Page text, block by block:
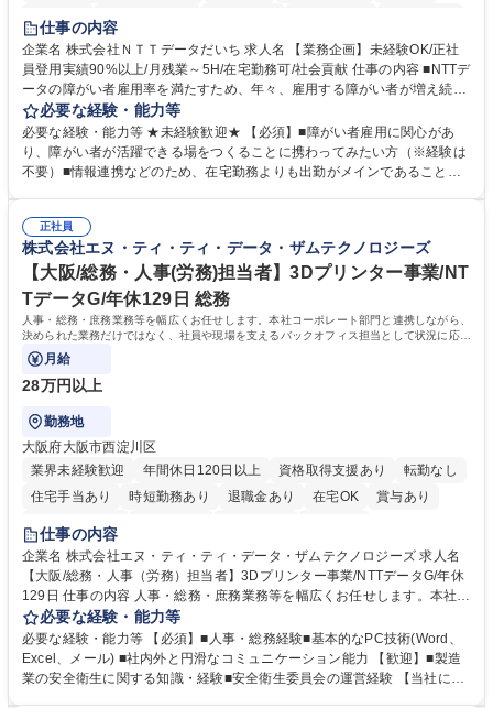
育休あり 完全週休2日制
仕事の内容
企業名 株式会社ＮＴＴデータだいち 求人名 【業務企画】未経験OK/正社
員登用実績90%以上/月残業～5H/在宅勤務可/社会貢献 仕事の内容 ■NTTデ
ータの障がい者雇用率を満たすため、年々、雇用する障がい者が増え続け
ています。中でも、完全在宅勤務の障がい者の増加数が多いため、その業
務を増やすお仕事を担っていただきます。 【詳細】■既存業務の拡大およ
び運用のサポート(オペレーション業務:申請書の作成代行等) ■新規事業・
サービスの企画立案および推進 障がい者の方にどんな仕事があると良いか
やスキルの把握 ■AI活用業務など、既存領域を超えた案件の開拓 ■NTTデ
ータグループの会社へ提案活動 募集職種 【業務企画】未経験OK/正社員登
用実績90%以上/月残業～5H/在宅勤務可/社会貢献
必要な経験・能力等
必要な経験・能力等 ★未経験歓迎★ 【必須】■障がい者雇用に関心があ
り、障がい者が活躍できる場をつくることに携わってみたい方（※経験は
不要）■情報連携などのため、在宅勤務よりも出勤がメインであることに
用】正社員登用を前提としておりますので、最短で1.5年～2年で正社員へ
の雇用切り替えとなります。過去の正社員登用率は90％です。 将来的に
は当社の中核となる管理職になって頂く事を期待しています。 正社員登用
に向け全力でサポートを行いますのでご安心ください。 学歴・資格 学
歴：大学院 大学 高専 短大 専修学校 高校 語学力： 資格：
正社員
株式会社エヌ・ティ・ティ・データ・ザムテクノロジーズ
【大阪/総務・人事(労務)担当者】3Dプリンター事業/NT
TデータG/年休129日 総務
人事・総務・庶務業務等を幅広くお任せします。本社コーポレート部門と連携しながら、
決められた業務だけではなく、社員や現場を支えるバックオフィス担当として状況に応じ
て柔軟に対応いただくことを期待します。
月給
28万円以上
勤務地
大阪府大阪市西淀川区
業界未経験歓迎
年間休日120日以上 資格取得支援あり
転勤なし
住宅手当あり
時短勤務あり 退職金あり 在宅OK
賞与あり
完全週休2日制
仕事の内容
企業名 株式会社エヌ・ティ・ティ・データ・ザムテクノロジーズ 求人名
【大阪/総務・人事（労務）担当者】3Dプリンター事業/NTTデータG/年休
129日 仕事の内容 人事・総務・庶務業務等を幅広くお任せします。本社コ
ーポレート部門と連携しながら、決められた業務だけではなく、社員や現
場を支えるバックオフィス担当として状況に応じて柔軟に対応いただくこ
とを期待します。 【詳細】■入退社手続き、社員情報管理■入社時オリエ
ンテーションの実施■勤怠・各種申請内容の確認■採用業務のサポート■来
必要な経験・能力等
必要な経験・能力等 【必須】■人事・総務経験■基本的なPC技術(Word、
Excel、メール) ■社内外と円滑なコミュニケーション能力 【歓迎】■製造
業の安全衛生に関する知識・経験■安全衛生委員会の運営経験 【当社につ